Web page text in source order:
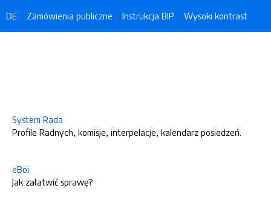
DE Zamówienia publiczne Instrukcja BIP Wysoki kontrast
System Rada
Profile Radnych, komisje, interpelacje, kalendarz posiedzeń.
eBoi
Jak załatwić sprawę?